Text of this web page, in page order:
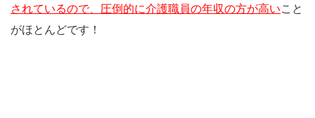
されているので、圧倒的に介護職員の年収の方が高いこと
がほとんどです！